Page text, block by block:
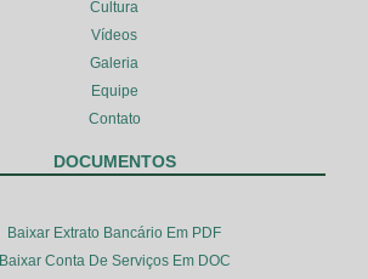
Cultura
Vídeos
Galeria
Equipe
Contato
DOCUMENTOS
Baixar Extrato Bancário Em PDF
Baixar Conta De Serviços Em DOC